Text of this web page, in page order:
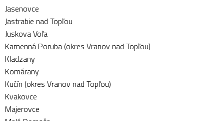
Jasenovce
Jastrabie nad Topľou
Juskova Voľa
Kamenná Poruba (okres Vranov nad Topľou)
Kladzany
Komárany
Kučín (okres Vranov nad Topľou)
Kvakovce
Majerovce